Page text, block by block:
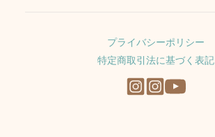
プライバシーポリシー
特定商取引法に基づく表記